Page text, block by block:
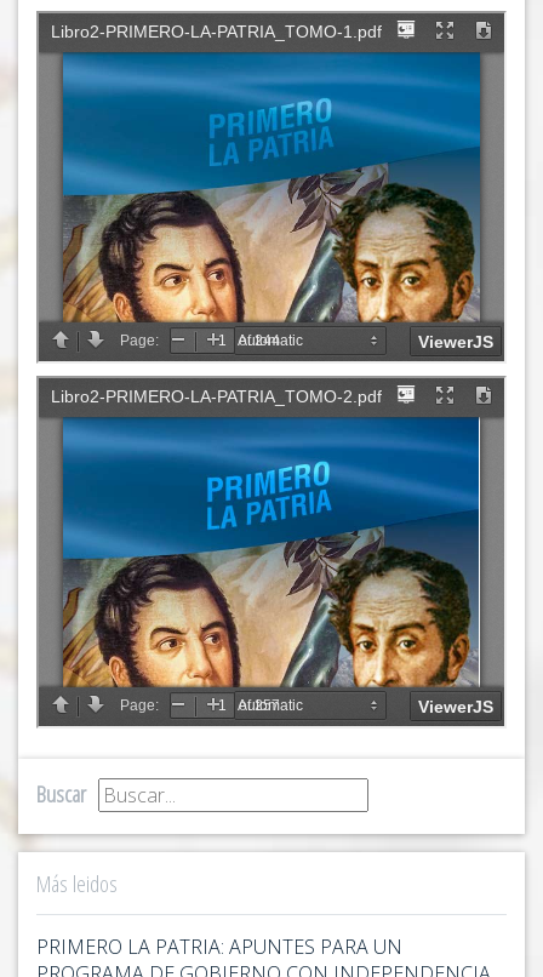
Buscar
Más leidos
PRIMERO LA PATRIA: APUNTES PARA UN